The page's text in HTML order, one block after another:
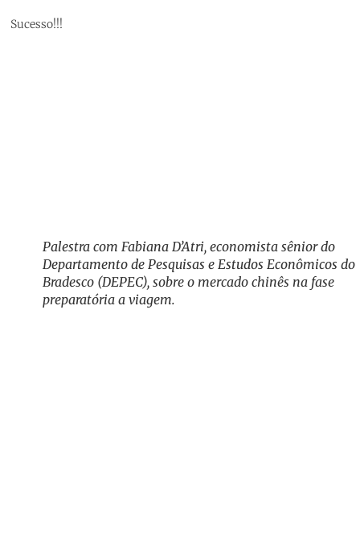
Sucesso!!!
Palestra com Fabiana D’Atri, economista sênior do
Departamento de Pesquisas e Estudos Econômicos do
Bradesco (DEPEC), sobre o mercado chinês na fase
preparatória a viagem.